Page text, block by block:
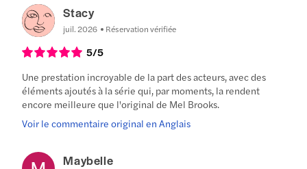
Stacy
juil. 2026 Réservation vérifiée
5/5
Une prestation incroyable de la part des acteurs, avec des
éléments ajoutés à la série qui, par moments, la rendent
encore meilleure que l'original de Mel Brooks.
Voir le commentaire original en Anglais
Maybelle